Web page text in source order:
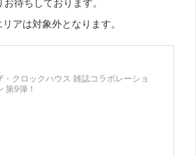
アは対象外となります。
・クロックハウス 雑誌コラボレーショ
第9弾！